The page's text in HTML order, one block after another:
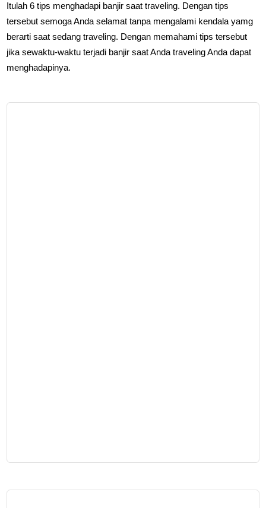
Itulah 6 tips menghadapi banjir saat traveling. Dengan tips
tersebut semoga Anda selamat tanpa mengalami kendala yamg
berarti saat sedang traveling. Dengan memahami tips tersebut
jika sewaktu-waktu terjadi banjir saat Anda traveling Anda dapat
menghadapinya.